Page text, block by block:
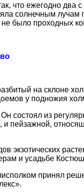
что ежегодно
солнечным
было проходных
на склоне
у подножия
состоял из
пейзажной,
экзотических
и усадьбе
принял